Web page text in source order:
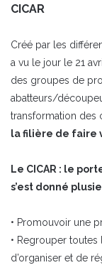
CICAR
Créé par les
a vu le jour le 21
des groupes de
abatteurs/
transformation des
la filière de faire
Le CICAR : le
s’est donné
• Promouvoir une
• Regrouper
d’organiser et de